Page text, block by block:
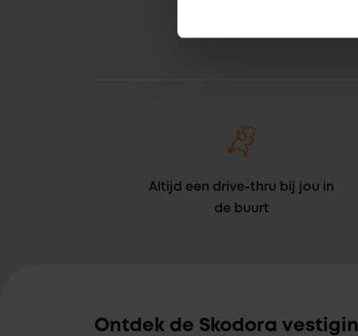
Altijd een drive-thru bij jou in
de buurt
Ontdek de Skodora